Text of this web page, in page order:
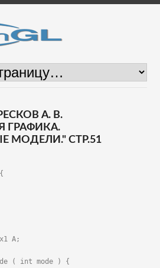
А. В.
ГРАФИКА.
МОДЕЛИ." СТР.51
A;
( int mode ) {